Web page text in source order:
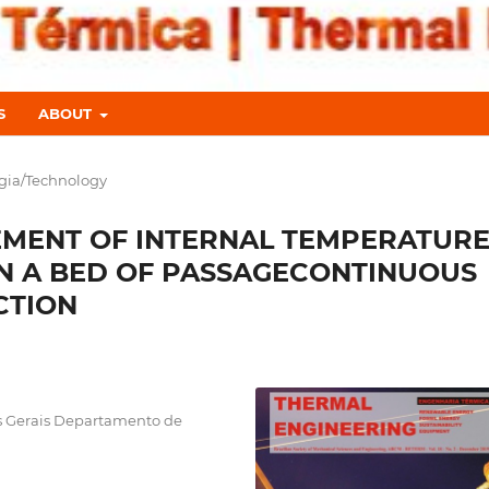
ABOUT
Technology
OF INTERNAL TEMPERATURE
A BED OF PASSAGECONTINUOUS
Gerais Departamento de